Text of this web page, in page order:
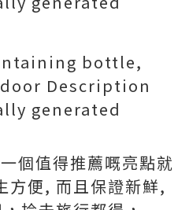
個值得推薦嘅亮點就
方便, 而且保證新鮮,